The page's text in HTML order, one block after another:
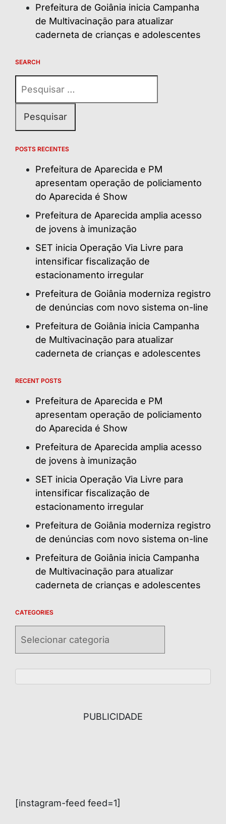
Prefeitura de Goiânia inicia Campanha
de Multivacinação para atualizar
caderneta de crianças e adolescentes
SEARCH
por:
POSTS RECENTES
Prefeitura de Aparecida e PM
apresentam operação de policiamento
do Aparecida é Show
Prefeitura de Aparecida amplia acesso
de jovens à imunização
SET inicia Operação Via Livre para
intensificar fiscalização de
estacionamento irregular
Prefeitura de Goiânia moderniza registro
de denúncias com novo sistema on-line
Prefeitura de Goiânia inicia Campanha
de Multivacinação para atualizar
caderneta de crianças e adolescentes
RECENT POSTS
Prefeitura de Aparecida e PM
apresentam operação de policiamento
do Aparecida é Show
Prefeitura de Aparecida amplia acesso
de jovens à imunização
SET inicia Operação Via Livre para
intensificar fiscalização de
estacionamento irregular
Prefeitura de Goiânia moderniza registro
de denúncias com novo sistema on-line
Prefeitura de Goiânia inicia Campanha
de Multivacinação para atualizar
caderneta de crianças e adolescentes
CATEGORIES
PUBLICIDADE
[instagram-feed feed=1]